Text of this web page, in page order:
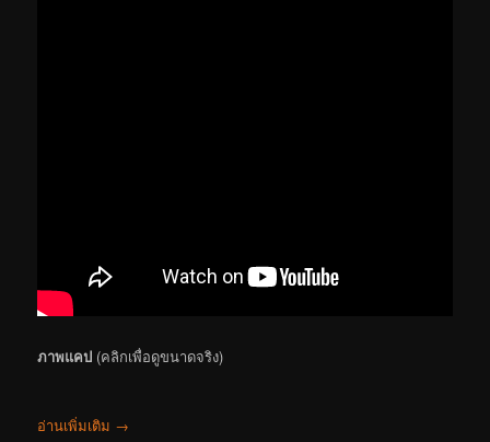
ภาพแคป (คลิกเพื่อดูขนาดจริง)
อ่านเพิ่มเติม →